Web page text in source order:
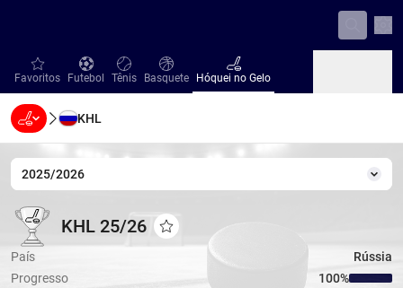
favorites
Favoritos Futebol
Futebol Tênis
Tênis Basquete
Basquete Hóquei no Gelo
Hóquei no Gelo
Beisebol
Beisebol
KHL
2025/2026
KHL 25/26
KHL 25/26KHL 25/26
Adicionar aos favoritos
País
Rússia
Progresso
100‏%